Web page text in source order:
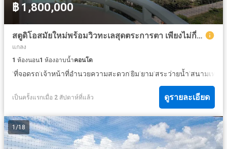
฿ 1,800,000
สตูดิโอสมัยใหม่พร้อมวิวทะเลสุดตระการตา เพียงไม่กี่ก้าวจากชายหาดทรายยาว 10 กิโลเมตร
แกลง
1 ห้องนอน1 ห้องอาบน้ำคอนโด
·ที่จอดรถ·เจ้าหน้าที่อำนวยความสะดวก·ยิม·ยาม·สระว่ายน้ำ·สนามเทน
เป็นครั้งแรกเมื่อ 2 สัปดาห์ที่แล้ว ดูรายละเอียด
1 /18